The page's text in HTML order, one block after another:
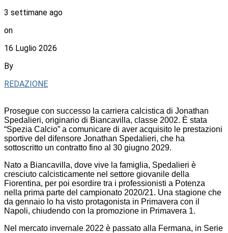
3 settimane ago
on
16 Luglio 2026
By
REDAZIONE
Prosegue con successo la carriera calcistica di Jonathan
Spedalieri, originario di Biancavilla, classe 2002. È stata
“Spezia Calcio” a comunicare di aver acquisito le prestazioni
sportive del difensore Jonathan Spedalieri, che ha
sottoscritto un contratto fino al 30 giugno 2029.
Nato a Biancavilla, dove vive la famiglia, Spedalieri è
cresciuto calcisticamente nel settore giovanile della
Fiorentina, per poi esordire tra i professionisti a Potenza
nella prima parte del campionato 2020/21. Una stagione che
da gennaio lo ha visto protagonista in Primavera con il
Napoli, chiudendo con la promozione in Primavera 1.
Nel mercato invernale 2022 è passato alla Fermana, in Serie